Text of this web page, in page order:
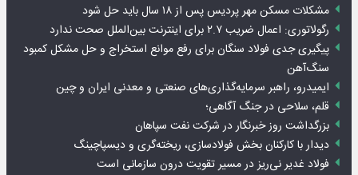
مشکلات مسکن مهر پردیس پس از ۱۸ سال باید حل شود
رگولاتوری: اعمال ضریب ۲.۷ برای اینترنت بین‌الملل صحت ندارد
پیگیری جدی فولاد سنگان برای رفع موانع استخراج و حل مشکل کمبود
سنگ‌آهن
ایمیدرو، راهبر سرمایه‌گذاری‌های صنعتی و معدنی ایران و چین
قلم، سلاحی در جنگ آگاهی؛
بزرگداشت روز خبرنگار در شرکت نفت سپاهان
دیدار با کارکنان بخش فولادسازی، ریخته‌گری و دیسپاچینگ
فولاد غدیر نی‌ریز در مسیر تقویت درون سازمانی است